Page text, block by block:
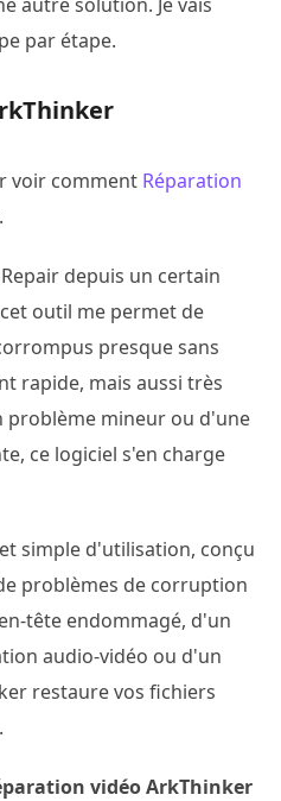
par étape.
voir comment Réparation
depuis un certain
outil me permet de
presque sans
rapide, mais aussi très
problème mineur ou d'une
ce logiciel s'en charge
simple d'utilisation, conçu
problèmes de corruption
tête endommagé, d'un
audio-vidéo ou d'un
restaure vos fichiers
vidéo ArkThinker